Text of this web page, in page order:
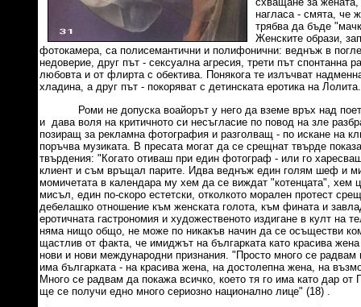
нагласа - смята, че
трябва да бъде
Женските образи,
фотокамера, са полисемантични и полифонични: веднъж в
недоверие, друг път - сексуална агресия, трети път спонтанна
любовта и от флирта с обектива. Понякога те излъчват
хладина, а друг път - покоряват с детинската еротика на Лолита.
Роми не допуска воайорът у него да вземе връх над
и дава воля на критичното си несъгласие по повод на зле
позиращ за рекламна фотография и разголващ - по искане на
поръчва музиката. В пресата могат да се срещнат твърде
твърдения: "Когато отиваш при един фотограф - или го
клиент и съм връщал парите. Идва веднъж един голям шеф и
момичетата в календара му хем да се виждат "котенцата", хем
мисъл, един по-скоро естетски, отколкото морален протест
дебелашко отношение към женската голота, към фината и
еротичната гастрономия и художественото издигане в култ на
няма нищо общо, не може по никакъв начин да се осъществи
щастлив от факта, че имиджът на българката като красива
нови и нови международни признания. "Просто много се радвам
има българката - на красива жена, на достолепна жена, на
Много се радвам да покажа всичко, което тя го има като дар
ще се получи едно много сериозно национално лице" (18) .